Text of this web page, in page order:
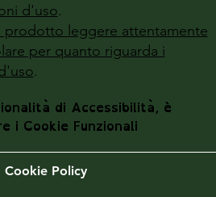
d'uso.
prodotto leggere attentamente
per quanto riguarda i
.
di Accessibilità, è
i Cookie Funzionali
Cookie Policy